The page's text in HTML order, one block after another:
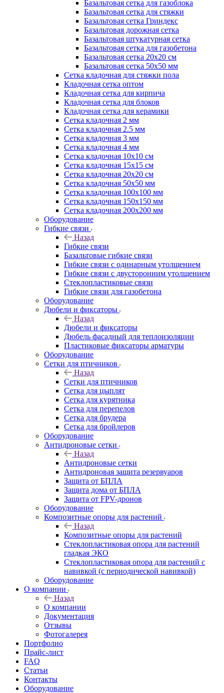
Базальтовая сетка для газоблока
Базальтовая сетка для стяжки
Базальтовая сетка Гриндекс
Базальтовая дорожная сетка
Базальтовая штукатурная сетка
Базальтовая сетка для газобетона
Базальтовая сетка 20x20 см
Базальтовая сетка 50x50 мм
Сетка кладочная для стяжки пола
Кладочная сетка оптом
Кладочная сетка для кирпича
Кладочная сетка для блоков
Кладочная сетка для керамики
Сетка кладочная 2 мм
Сетка кладочная 2.5 мм
Сетка кладочная 3 мм
Сетка кладочная 4 мм
Сетка кладочная 10x10 см
Сетка кладочная 15x15 см
Сетка кладочная 20x20 см
Сетка кладочная 50x50 мм
Сетка кладочная 100x100 мм
Сетка кладочная 150x150 мм
Сетка кладочная 200x200 мм
Оборудование
Гибкие связи
Назад
Гибкие связи
Базальтовые гибкие связи
Гибкие связи с одинарным утолщением
Гибкие связи с двусторонним утолщением
Стеклопластиковые связи
Гибкие связи для газобетона
Оборудование
Дюбели и фиксаторы
Назад
Дюбели и фиксаторы
Дюбель фасадный для теплоизоляции
Пластиковые фиксаторы арматуры
Оборудование
Сетки для птичников
Назад
Сетки для птичников
Сетка для цыплят
Сетка для курятника
Сетка для перепелов
Сетка для брудера
Сетка для бройлеров
Оборудование
Антидроновые сетки
Назад
Антидроновые сетки
Антидроновая защита резервуаров
Защита от БПЛА
Защита дома от БПЛА
Защита от FPV-дронов
Оборудование
Композитные опоры для растений
Назад
Композитные опоры для растений
Стеклопластиковая опора для растений
гладкая ЭКО
Стеклопластиковая опора для растений с
навивкой (с периодической навивкой)
Оборудование
О компании
Назад
О компании
Документация
Отзывы
Фотогалерея
Портфолио
Прайс-лист
FAQ
Статьи
Контакты
Оборудование